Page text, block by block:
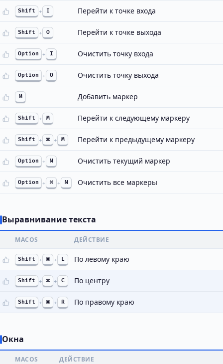
Shift + I Перейти к точке входа
Shift + O Перейти к точке выхода
Option + I Очистить точку входа
Option + O Очистить точку выхода
M Добавить маркер
Shift + M Перейти к следующему маркеру
Shift + ⌘ + M Перейти к предыдущему маркеру
Option + M Очистить текущий маркер
Option + ⌘ + M Очистить все маркеры
Выравнивание текста
MACOS ДЕЙСТВИЕ
Shift + ⌘ + L По левому краю
Shift + ⌘ + C По центру
Shift + ⌘ + R По правому краю
Окна
MACOS ДЕЙСТВИЕ